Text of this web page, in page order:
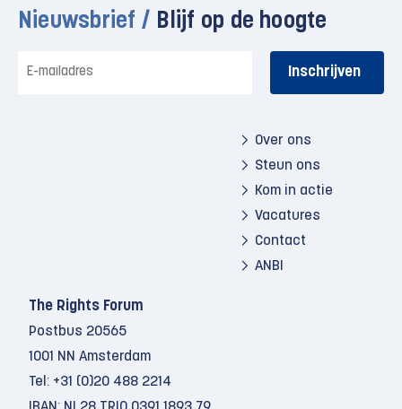
Nieuwsbrief / Blijf op de hoogte
mailadres
Over ons
Steun ons
Kom in actie
Vacatures
Contact
ANBI
The Rights Forum
Postbus 20565
1001 NN Amsterdam
Tel: +31 (0)20 488 2214